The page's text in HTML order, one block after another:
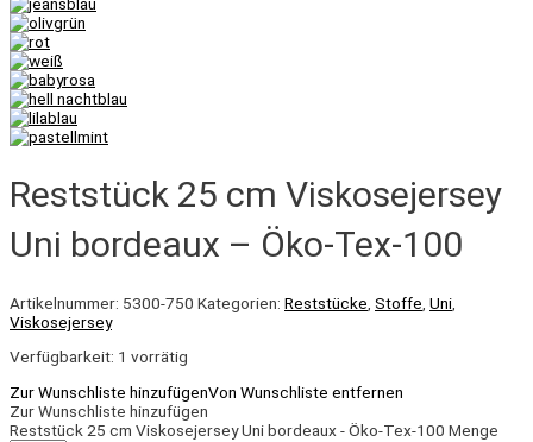
Reststück 25 cm Viskosejersey
Uni bordeaux – Öko-Tex-100
Artikelnummer: 5300-750 Kategorien: Reststücke Stoffe Uni
Viskosejersey
Verfügbarkeit: 1 vorrätig
Zur Wunschliste hinzufügenVon Wunschliste entfernen
Zur Wunschliste hinzufügen
Reststück 25 cm Viskosejersey Uni bordeaux - Öko-Tex-100 Menge